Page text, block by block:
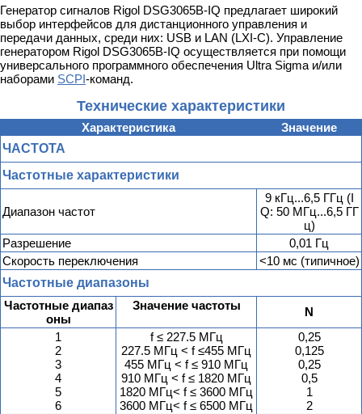
Генератор сигналов Rigol DSG3065B-IQ предлагает широкий
выбор интерфейсов для дистанционного управления и
передачи данных, среди них: USB и LAN (LXI-C). Управление
генератором Rigol DSG3065B-IQ осуществляется при помощи
универсального программного обеспечения Ultra Sigma и/или
наборами SCPI-команд.
Технические характеристики
Характеристика
Значение
ЧАСТОТА
Частотные характеристики
Диапазон частот
9 кГц...6,5 ГГц (I
Q: 50 МГц...6,5 ГГ
ц)
Разрешение
0,01 Гц
Скорость переключения
<10 мс (типичное)
Частотные диапазоны
Частотные диапаз
оны
Значение частоты
N
1
2
3
4
5
6
f ≤ 227.5 МГц
227.5 МГц < f ≤455 МГц
455 МГц < f ≤ 910 МГц
910 МГц < f ≤ 1820 МГц
1820 МГц< f ≤ 3600 МГц
3600 МГц< f ≤ 6500 МГц
0,25
0,125
0,25
0,5
1
2